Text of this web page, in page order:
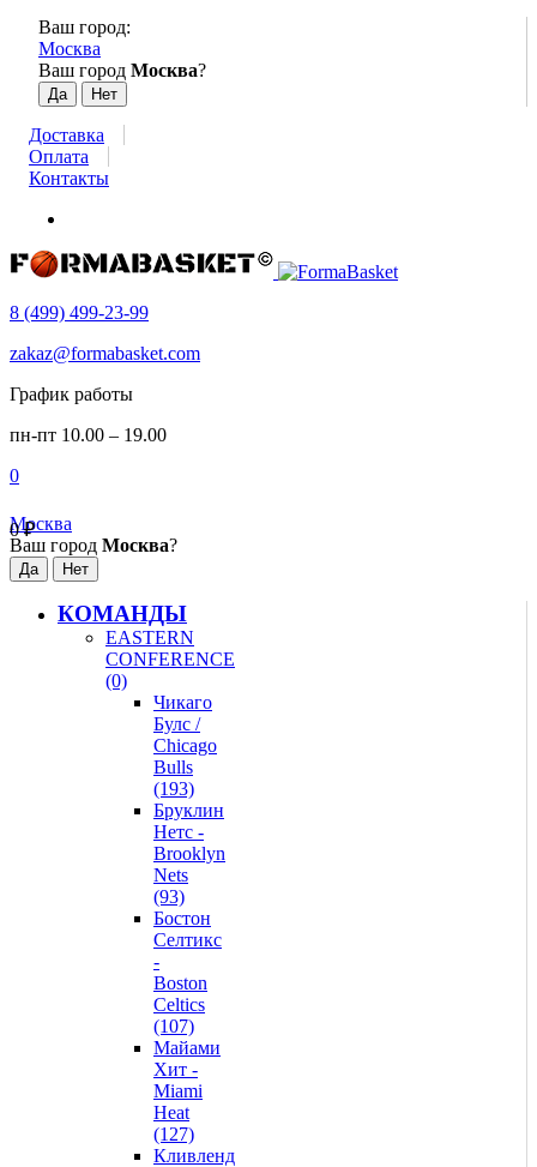
Ваш город:
Москва
Ваш город Москва?
Доставка
Оплата
Контакты
8 (499) 499-23-99
zakaz@formabasket.com
График работы
пн-пт 10.00 – 19.00
0
0₽
Москва
Ваш город Москва?
КОМАНДЫ
EASTERN
CONFERENCE
(0)
Чикаго
Булс /
Chicago
Bulls
(193)
Бруклин
Нетс -
Brooklyn
Nets
(93)
Бостон
Селтикс
-
Boston
Celtics
(107)
Майами
Хит -
Miami
Heat
(127)
Кливленд